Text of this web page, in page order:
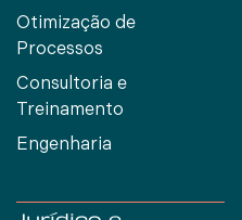
Otimização de
Processos
Consultoria e
Treinamento
Engenharia